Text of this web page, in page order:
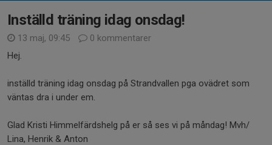
Inställd träning idag onsdag!
13 maj, 09:45
0 kommentarer
Hej.
inställd träning idag onsdag på Strandvallen pga ovädret som
väntas dra i under em.
Glad Kristi Himmelfärdshelg på er så ses vi på måndag! Mvh/
Lina, Henrik & Anton